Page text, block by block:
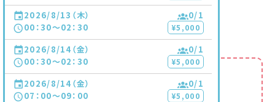
さい。
先生プロフィール
表現教室そうぞう
2026/8/13（木）
00：30〜02：30
0/1
¥5,000
2026/8/14（金）
00：30〜02：30
0/1
¥5,000
2026/8/14（金）
07：00〜09：00
0/1
¥5,000